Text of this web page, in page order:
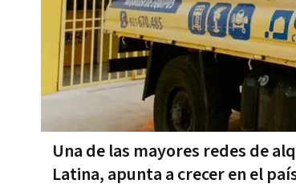
Una de las mayores redes de
Latina, apunta a crecer en el